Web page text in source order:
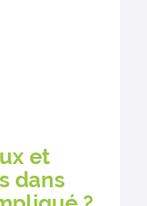
et
dans